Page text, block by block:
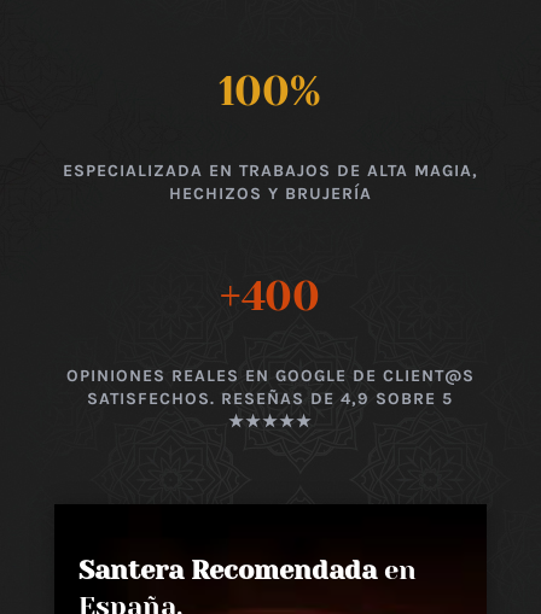
100%
ESPECIALIZADA EN TRABAJOS DE ALTA MAGIA,
HECHIZOS Y BRUJERÍA
+400
OPINIONES REALES EN GOOGLE DE CLIENT@S
SATISFECHOS. RESEÑAS DE 4,9 SOBRE 5
★★★★★
Santera Recomendadaen
España,